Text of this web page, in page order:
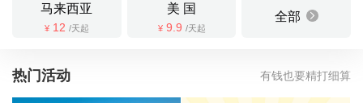
马来西亚
¥ 12 /天起
美 国
¥ 9.9 /天起
全部
热门活动 有钱也要精打细算